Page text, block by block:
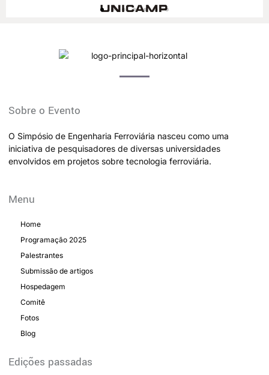
Sobre o Evento
O Simpósio de Engenharia Ferroviária nasceu como uma
iniciativa de pesquisadores de diversas universidades
envolvidos em projetos sobre tecnologia ferroviária.
Menu
Home
Programação 2025
Palestrantes
Submissão de artigos
Hospedagem
Comitê
Fotos
Blog
Edições passadas